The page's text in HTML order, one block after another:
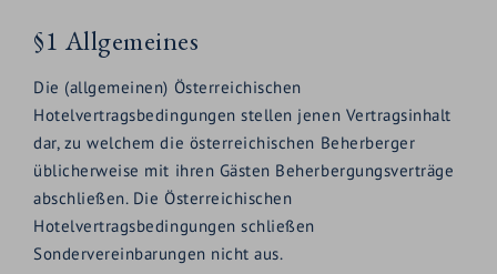
§1 Allgemeines
Die (allgemeinen) Österreichischen
Hotelvertragsbedingungen stellen jenen Vertragsinhalt
dar, zu welchem die österreichischen Beherberger
üblicherweise mit ihren Gästen Beherbergungsverträge
abschließen. Die Österreichischen
Hotelvertragsbedingungen schließen
Sondervereinbarungen nicht aus.